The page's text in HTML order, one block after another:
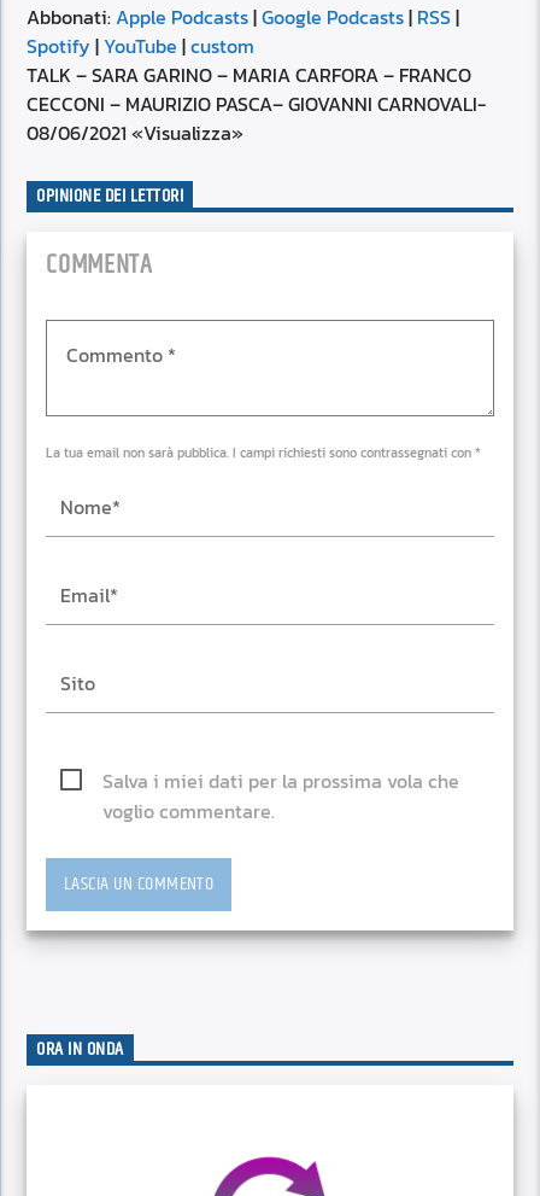
YouTube
RSS FEED
LINK
EMBED
Abbonati:Apple Podcasts|Google Podcasts| RSS|
Spotify | YouTube |custom
TALK – SARA GARINO – MARIA CARFORA – FRANCO
CECCONI – MAURIZIO PASCA– GIOVANNI CARNOVALI-
08/06/2021 «Visualizza»
OPINIONE DEI LETTORI
COMMENTA
La tua email non sarà pubblica. I campi richiesti sono contrassegnati con *
Salva i miei dati per la prossima vola che
voglio commentare.
ORA IN ONDA